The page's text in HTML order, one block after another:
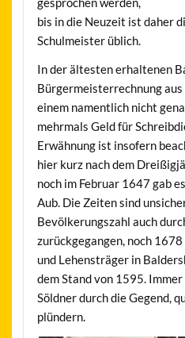
bis in die Neuzeit ist daher
Schulmeister üblich.
In der ältesten erhaltenen
Bürgermeisterrechnung
einem namentlich nicht
mehrmals Geld für
Erwähnung ist insofern
hier kurz nach dem
noch im Februar 1647 gab
Aub. Die Zeiten sind
Bevölkerungszahl auch
zurückgegangen, noch
und Lehensträger in
dem Stand von 1595.
Söldner durch die Gegend,
plündern.